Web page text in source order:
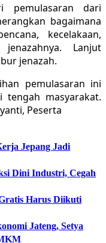
pemulasaran dari
bagaimana
kecelakaan,
Lanjut
jenazah.
pemulasaran ini
masyarakat.
Peserta
Jepang Jadi
Dini Industri, Cegah
Harus Diikuti
Jateng, Setya